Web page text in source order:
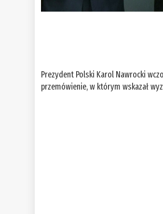
Prezydent Polski Karol Nawrocki
przemówienie, w którym wskazał